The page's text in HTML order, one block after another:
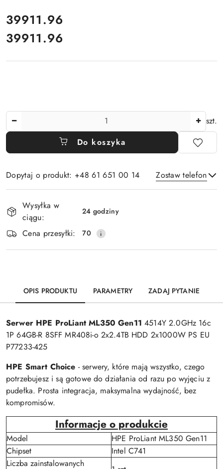
cena:
39911.96
Cena:
39911.96
szt.
Do koszyka
Dopytaj o produkt: +48 61 651 00 14 Zostaw telefon
Dostępność
i
dostawa
Wysyłka w
ciągu:
24 godziny
Cena przesyłki: 70
OPIS PRODUKTU PARAMETRY ZADAJ PYTANIE
Serwer HPE ProLiant ML350 Gen11 4514Y 2.0GHz 16c
1P 64GB-R 8SFF MR408i-o 2x2.4TB HDD 2x1000W PS EU
P77233-425
HPE Smart Choice - serwery, które mają wszystko, czego
potrzebujesz i są gotowe do działania od razu po wyjęciu z
pudełka. Prosta integracja, maksymalna wydajność, bez
kompromisów.
Informacje o produkcie
Model
HPE ProLiant ML350 Gen11
Chipset
Intel C741
Liczba zainstalowanych